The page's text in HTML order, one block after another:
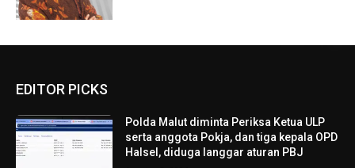
EDITOR PICKS
Polda Malut diminta Periksa Ketua ULP
serta anggota Pokja, dan tiga kepala OPD
Halsel, diduga langgar aturan PBJ